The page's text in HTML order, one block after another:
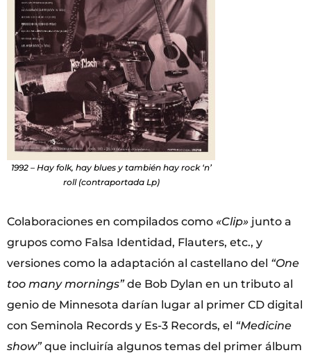
1992 – Hay folk, hay blues y también hay rock ‘n’
roll (contraportada Lp)
Colaboraciones en compilados como «Clip» junto a
grupos como Falsa Identidad, Flauters, etc., y
versiones como la adaptación al castellano del “One
too many mornings”de Bob Dylan en un tributo al
genio de Minnesota darían lugar al primer CD digital
con Seminola Records y Es-3 Records, el “Medicine
show”que incluiría algunos temas del primer álbum